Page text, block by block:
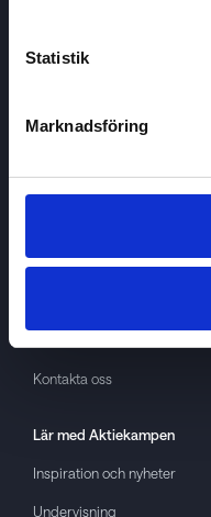
Statistik
Marknadsföring
About cookies
Kontakta oss
Lär med Aktiekampen
Inspiration och nyheter
Undervisning